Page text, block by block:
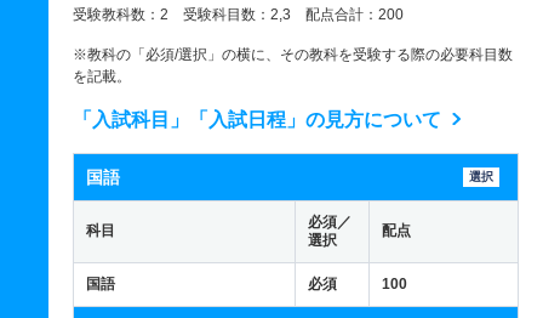
受験教科数：2 受験科目数：2,3 配点合計：200
※教科の「必須/選択」の横に、その教科を受験する際の必要科目数
を記載。
「入試科目」「入試日程」の見方について
国語 選択
科目
必須／
選択
配点
国語 必須 100